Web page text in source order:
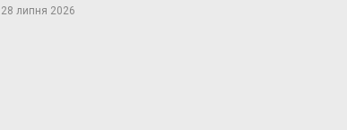
28 липня 2026